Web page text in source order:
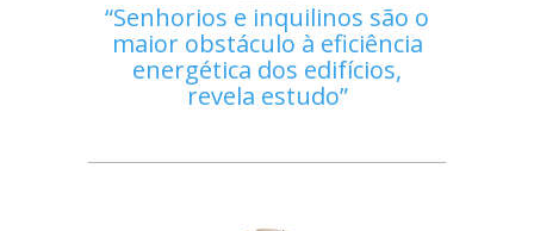
Senhorios e inquilinos são o
maior obstáculo à eficiência
energética dos edifícios,
revela estudo